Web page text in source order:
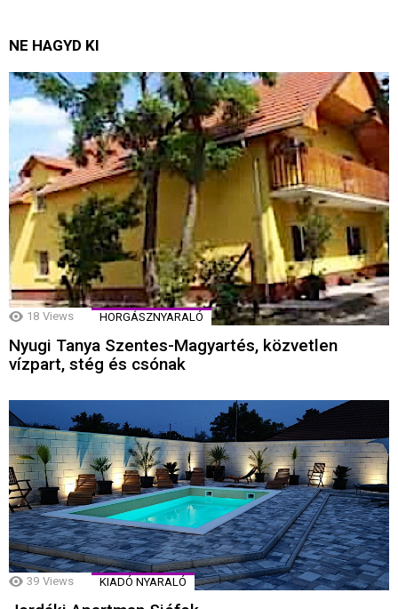
NE HAGYD KI
18 Views HORGÁSZNYARALÓ
Nyugi Tanya Szentes-Magyartés, közvetlen
vízpart, stég és csónak
39 Views KIADÓ NYARALÓ